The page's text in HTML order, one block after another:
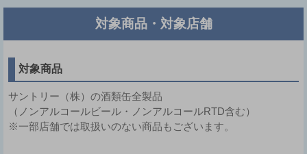
対象商品・対象店舗
対象商品
サントリー（株）の酒類缶全製品
（ノンアルコールビール・ノンアルコールRTD含む）
※一部店舗では取扱いのない商品もございます。